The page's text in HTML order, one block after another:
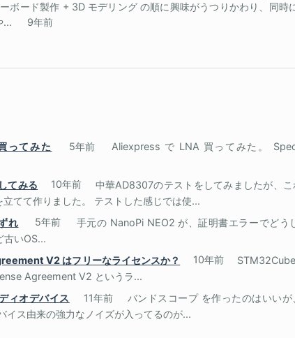
ボード製作 + 3D モデリング の順に興味がうつりかわり、同時
...
9年前
ってみた 5年前
Aliexpress で LNA 買ってみた。
てみる
10年前
中華AD8307のテストをしてみましたが、
てて作りました。 テストした感じでは使...
れ
5年前
手元の NanoPi NEO2 が、証明書エラーでど
古いOS...
V2 はフリーなライセンスか？
10年前
Agreement V2 というラ...
ィオデバイス
11年前
バンドスコープ を作ったのはいい
イス由来の強力なノイズが入ってるのが...